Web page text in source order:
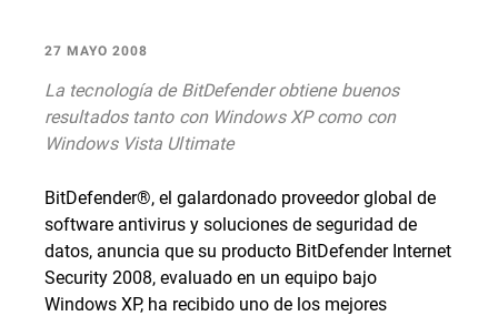
27 MAYO 2008
La tecnología de BitDefender obtiene buenos
resultados tanto con Windows XP como con
Windows Vista Ultimate
BitDefender®, el galardonado proveedor global de
software antivirus y soluciones de seguridad de
datos, anuncia que su producto BitDefender Internet
Security 2008, evaluado en un equipo bajo
Windows XP, ha recibido uno de los mejores